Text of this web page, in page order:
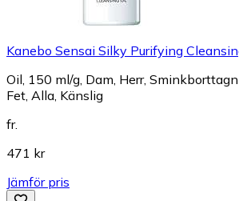
Kanebo Sensai Silky Purifying
Oil, 150 ml/g, Dam, Herr,
Fet, Alla, Känslig
fr.
471 kr
Jämför pris